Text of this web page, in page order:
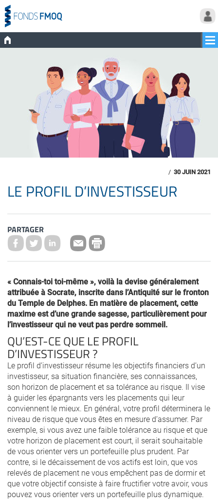
/ 30 JUIN 2021
LE PROFIL D’INVESTISSEUR
PARTAGER
« Connais-toi toi-même », voilà la devise généralement
attribuée à Socrate, inscrite dans l’Antiquité sur le fronton
du Temple de Delphes. En matière de placement, cette
maxime est d’une grande sagesse, particulièrement pour
l’investisseur qui ne veut pas perdre sommeil.
QU’EST-CE QUE LE PROFIL
D’INVESTISSEUR ?
Le profil d’investisseur résume les objectifs financiers d’un
investisseur, sa situation financière, ses connaissances,
son horizon de placement et sa tolérance au risque. Il vise
à guider les épargnants vers les placements qui leur
conviennent le mieux. En général, votre profil déterminera le
niveau de risque que vous êtes en mesure d’assumer. Par
exemple, si vous avez une faible tolérance au risque et que
votre horizon de placement est court, il serait souhaitable
de vous orienter vers un portefeuille plus prudent. Par
contre, si le décaissement de vos actifs est loin, que vos
relevés de placement ne vous empêchent pas de dormir et
que votre objectif consiste à faire fructifier votre avoir, vous
pouvez vous orienter vers un portefeuille plus dynamique.